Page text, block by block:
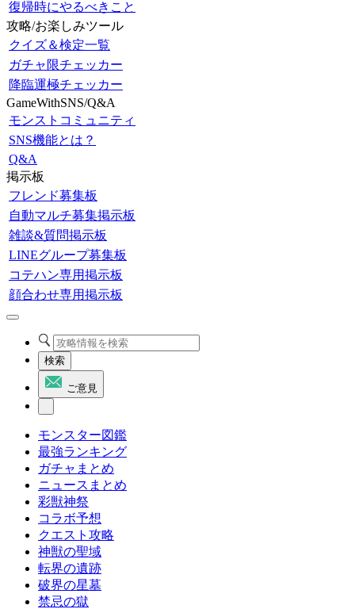
復帰時にやるべきこと
攻略/お楽しみツール
クイズ＆検定一覧
ガチャ限チェッカー
降臨運極チェッカー
GameWithSNS/Q&A
モンストコミュニティ
SNS機能とは？
Q&A
掲示板
フレンド募集板
自動マルチ募集掲示板
雑談&質問掲示板
LINEグループ募集板
コテハン専用掲示板
顔合わせ専用掲示板
検索
ご意見
モンスター図鑑
最強ランキング
ガチャまとめ
ニュースまとめ
彩獣神祭
コラボ予想
クエスト攻略
神獣の聖域
転界の遺跡
破界の星墓
禁忌の獄